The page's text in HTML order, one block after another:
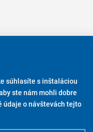
kutilov
pracovné miesto vďaka
pre kutilov!
pre domácich majstrov,
si PDF.
súhlasíte s inštaláciou
ste nám mohli dobre
údaje o návštevách tejto